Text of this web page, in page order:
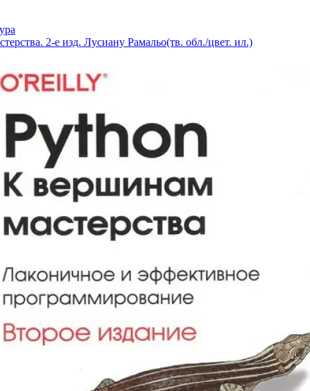
2-е изд. Лусиану Рамальо(тв. обл./цвет. ил.)